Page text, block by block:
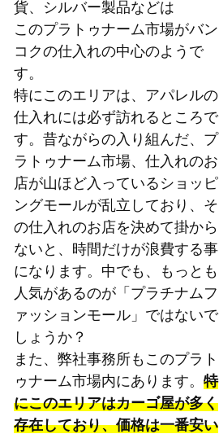
貨、シルバー製品などは
このプラトゥナーム市場がバン
コクの仕入れの中心のようで
す。
特にこのエリアは、アパレルの
仕入れには必ず訪れるところで
す。昔ながらの入り組んだ、プ
ラトゥナーム市場、仕入れのお
店が山ほど入っているショッピ
ングモールが乱立しており、そ
の仕入れのお店を決めて掛から
ないと、時間だけが浪費する事
になります。中でも、もっとも
人気があるのが「プラチナムフ
ァッションモール」ではないで
しょうか？
また、弊社事務所もこのプラト
ゥナーム市場内にあります。 特
にこのエリアはカーゴ屋が多く
存在しており、価格は一番安い